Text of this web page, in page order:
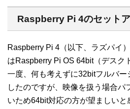
Raspberry Pi 4のセット
Raspberry Pi 4（以下、ラズパイ
はRaspberry Pi OS 64bit（デスク
一度、何も考えずに32bitフルバ
したのですが、映像を扱う場合パ
いため64bit対応の方が望ましいと